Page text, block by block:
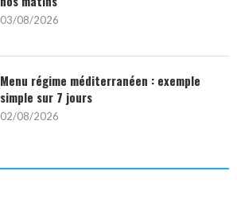
03/08/2026
Menu régime méditerranéen : exemple
simple sur 7 jours
02/08/2026